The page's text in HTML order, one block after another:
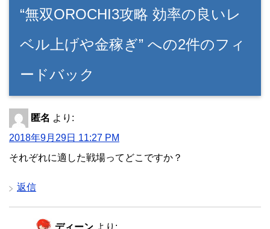
“無双OROCHI3攻略 効率の良いレ
ベル上げや金稼ぎ” への2件のフィ
ードバック
匿名 より:
2018年9月29日 11:27 PM
それぞれに適した戦場ってどこですか？
返信